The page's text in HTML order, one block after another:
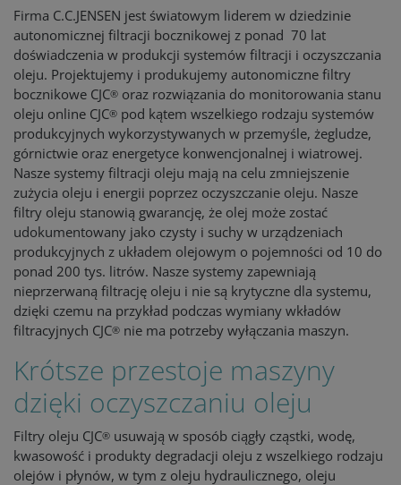
Firma C.C.JENSEN jest światowym liderem w dziedzinie
autonomicznej filtracji bocznikowej z ponad 70 lat
doświadczenia w produkcji systemów filtracji i oczyszczania
oleju. Projektujemy i produkujemy autonomiczne filtry
bocznikowe CJC® oraz rozwiązania do monitorowania stanu
oleju online CJC® pod kątem wszelkiego rodzaju systemów
produkcyjnych wykorzystywanych w przemyśle, żegludze,
górnictwie oraz energetyce konwencjonalnej i wiatrowej.
Nasze systemy filtracji oleju mają na celu zmniejszenie
zużycia oleju i energii poprzez oczyszczanie oleju. Nasze
filtry oleju stanowią gwarancję, że olej może zostać
udokumentowany jako czysty i suchy w urządzeniach
produkcyjnych z układem olejowym o pojemności od 10 do
ponad 200 tys. litrów. Nasze systemy zapewniają
nieprzerwaną filtrację oleju i nie są krytyczne dla systemu,
dzięki czemu na przykład podczas wymiany wkładów
filtracyjnych CJC® nie ma potrzeby wyłączania maszyn.
Krótsze przestoje maszyny
dzięki oczyszczaniu oleju
Filtry oleju CJC® usuwają w sposób ciągły cząstki, wodę,
kwasowość i produkty degradacji oleju z wszelkiego rodzaju
olejów i płynów, w tym z oleju hydraulicznego, oleju